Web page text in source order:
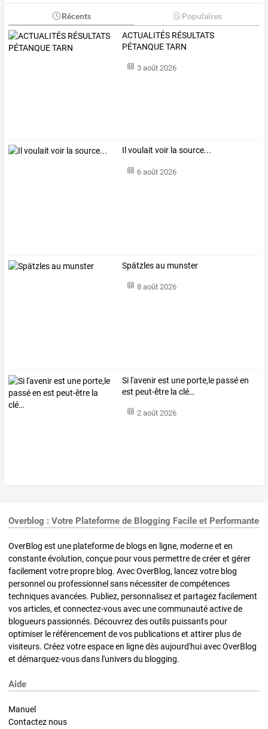
Récents Populaires
ACTUALITÉS RÉSULTATS
PÉTANQUE TARN
3 août 2026
Il voulait voir la source...
6 août 2026
Spätzles au munster
8 août 2026
Si l'avenir est une porte,le passé en
est peut-être la clé…
2 août 2026
Overblog : Votre Plateforme de Blogging Facile et Performante
OverBlog est une plateforme de blogs en ligne, moderne et en
constante évolution, conçue pour vous permettre de créer et gérer
facilement votre propre blog. Avec OverBlog, lancez votre blog
personnel ou professionnel sans nécessiter de compétences
techniques avancées. Publiez, personnalisez et partagez facilement
vos articles, et connectez-vous avec une communauté active de
blogueurs passionnés. Découvrez des outils puissants pour
optimiser le référencement de vos publications et attirer plus de
visiteurs. Créez votre espace en ligne dès aujourd'hui avec OverBlog
et démarquez-vous dans l'univers du blogging.
Aide
Manuel
Contactez nous